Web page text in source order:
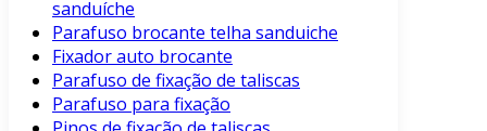
sanduíche
Parafuso brocante telha sanduiche
Fixador auto brocante
Parafuso de fixação de taliscas
Parafuso para fixação